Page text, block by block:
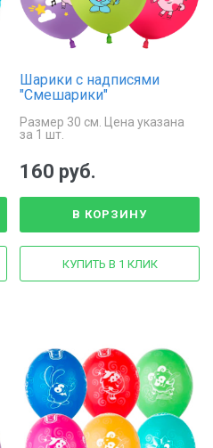
Шарики с надписями
"Смешарики"
Размер 30 см. Цена указана
за 1 шт.
160 руб.
В КОРЗИНУ
КУПИТЬ В 1 КЛИК